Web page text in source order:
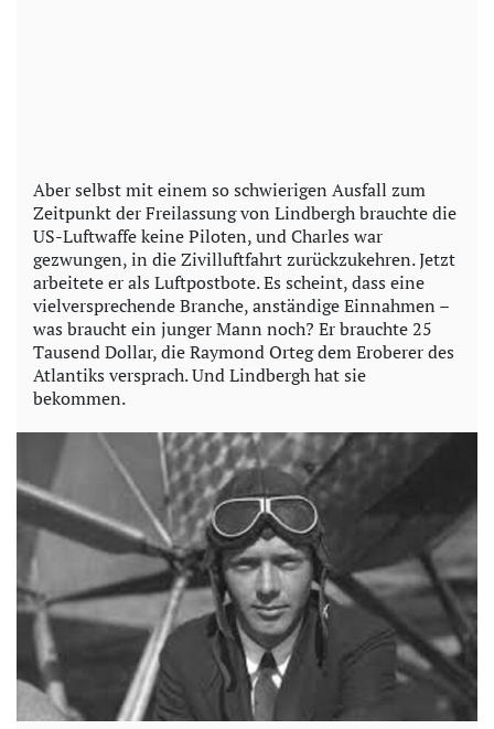
Aber selbst mit einem so schwierigen Ausfall zum
Zeitpunkt der Freilassung von Lindbergh brauchte die
US-Luftwaffe keine Piloten, und Charles war
gezwungen, in die Zivilluftfahrt zurückzukehren. Jetzt
arbeitete er als Luftpostbote. Es scheint, dass eine
vielversprechende Branche, anständige Einnahmen –
was braucht ein junger Mann noch? Er brauchte 25
Tausend Dollar, die Raymond Orteg dem Eroberer des
Atlantiks versprach. Und Lindbergh hat sie
bekommen.